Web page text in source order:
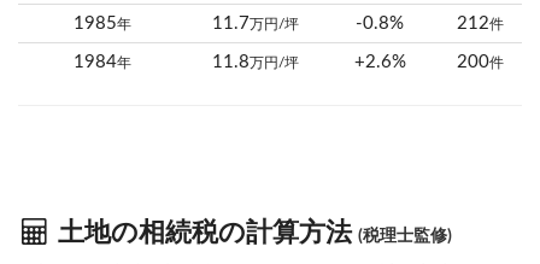
1985年 11.7 万円/坪 -0.8% 212件
1984年 11.8 万円/坪 +2.6% 200件
土地の相続税の計算方法(税理士監修)